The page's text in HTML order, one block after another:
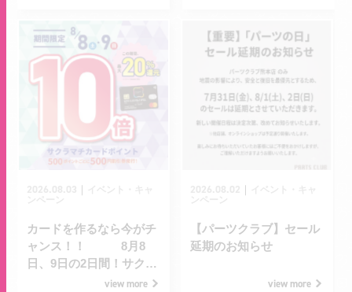
カードを作るなら今がチ
ャンス！！ 8月8
日、9日の2日間！サクラ
マチカードポイント10倍
view more
【パーツクラブ】セール
延期のお知らせ
view more